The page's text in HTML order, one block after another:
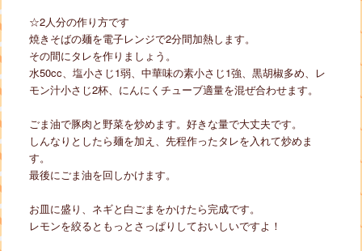
☆2人分の作り方です
焼きそばの麺を電子レンジで2分間加熱します。
その間にタレを作りましょう。
水50cc、塩小さじ1弱、中華味の素小さじ1強、黒胡椒多め、レ
モン汁小さじ2杯、にんにくチューブ適量を混ぜ合わせます。
ごま油で豚肉と野菜を炒めます。好きな量で大丈夫です。
しんなりとしたら麺を加え、先程作ったタレを入れて炒めま
す。
最後にごま油を回しかけます。
お皿に盛り、ネギと白ごまをかけたら完成です。
レモンを絞るともっとさっぱりしておいしいですよ！